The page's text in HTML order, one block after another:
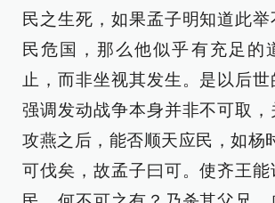
民之生死，如果孟子明知道此
民危国，那么他似乎有充足的
止，而非坐视其发生。是以后
强调发动战争本身并非不可取
攻燕之后，能否顺天应民，如杨
可伐矣，故孟子曰可。使齐王